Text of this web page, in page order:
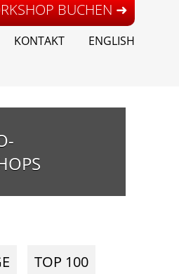
BUCHEN ➜
KONTAKT ENGLISH
TOP 100